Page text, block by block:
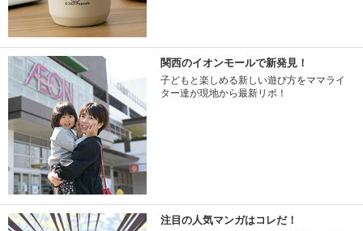
関西のイオンモールで新発見！
子どもと楽しめる新しい遊び方をママライ
ター達が現地から最新リポ！
注目の人気マンガはコレだ！